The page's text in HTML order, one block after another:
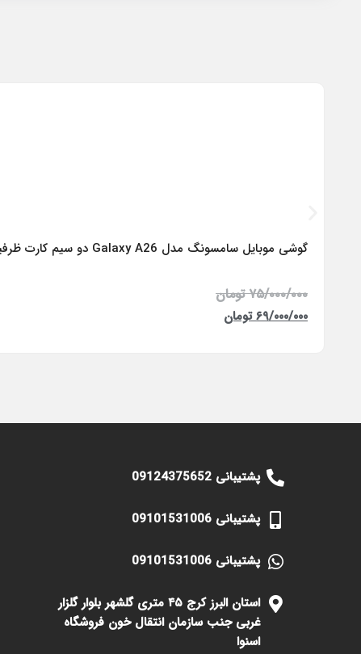
گوشی موبایل سامسونگ مدل Galaxy A26 دو سیم کارت ظرفیت 256 گیگابایت و رم 8 گیگابایت – ویتنام
۷۵/۰۰۰/۰۰۰ تومان
۶۹/۰۰۰/۰۰۰ تومان
پشتیبانی 09124375652
پشتیبانی 09101531006
پشتیبانی 09101531006
استان البرز کرج ۴۵ متری گلشهر بلوار گلزار
غربی جنب سازمان انتقال خون فروشگاه
اسنوا